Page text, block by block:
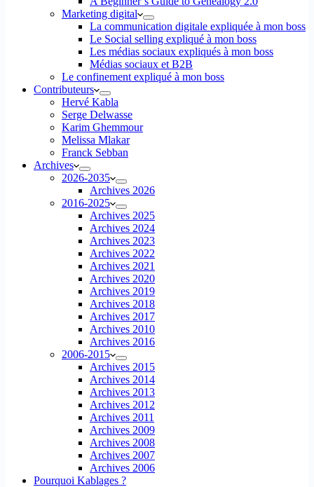
Marketing digital
La communication digitale expliquée à mon boss
Le Social selling expliqué à mon boss
Les médias sociaux expliqués à mon boss
Médias sociaux et B2B
Le confinement expliqué à mon boss
Contributeurs
Hervé Kabla
Serge Delwasse
Karim Ghemmour
Melissa Mlakar
Franck Sebban
Archives
2026-2035
Archives 2026
2016-2025
Archives 2025
Archives 2024
Archives 2023
Archives 2022
Archives 2021
Archives 2020
Archives 2019
Archives 2018
Archives 2017
Archives 2010
Archives 2016
2006-2015
Archives 2015
Archives 2014
Archives 2013
Archives 2012
Archives 2011
Archives 2009
Archives 2008
Archives 2007
Archives 2006
Pourquoi Kablages ?